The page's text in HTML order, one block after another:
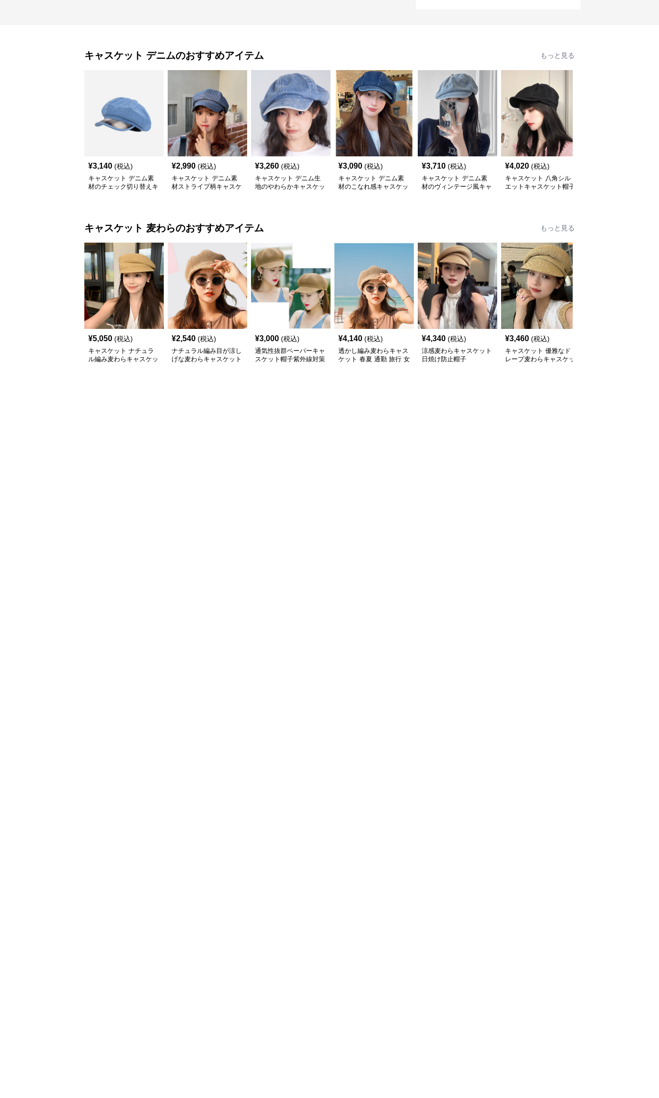
キャスケット デニムのおすすめアイテム もっと見る
¥3,140 (税込)
キャスケット デニム素
材のチェック切り替えキ
¥2,990 (税込)
キャスケット デニム素
材ストライプ柄キャスケ
¥3,260 (税込)
キャスケット デニム生
地のやわらかキャスケッ
¥3,090 (税込)
キャスケット デニム素
材のこなれ感キャスケッ
¥3,710 (税込)
キャスケット デニム素
材のヴィンテージ風キャ
¥4,020 (税込)
キャスケット 八角シル
エットキャスケット帽子
キャスケット 麦わらのおすすめアイテム もっと見る
¥5,050 (税込)
キャスケット ナチュラ
ル編み麦わらキャスケッ
¥2,540 (税込)
ナチュラル編み目が涼し
げな麦わらキャスケット
¥3,000 (税込)
通気性抜群ペーパーキャ
スケット帽子紫外線対策
¥4,140 (税込)
透かし編み麦わらキャス
ケット 春夏 通勤 旅行 女
¥4,340 (税込)
涼感麦わらキャスケット
日焼け防止帽子
¥3,460 (税込)
キャスケット 優雅なド
レープ麦わらキャスケッ